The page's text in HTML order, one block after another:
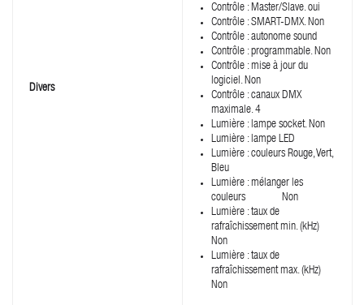
Divers
Contrôle : Master/Slave. oui
Contrôle : SMART-DMX. Non
Contrôle : autonome sound
Contrôle : programmable. Non
Contrôle : mise à jour du
logiciel. Non
Contrôle : canaux DMX
maximale. 4
Lumière : lampe socket. Non
Lumière : lampe LED
Lumière : couleurs Rouge, Vert,
Bleu
Lumière : mélanger les
couleurs Non
Lumière : taux de
rafraîchissement min. (kHz)
Non
Lumière : taux de
rafraîchissement max. (kHz)
Non